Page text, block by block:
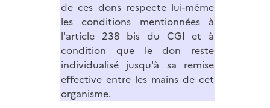
de ces dons respecte lui-même
les conditions mentionnées à
l'article 238 bis du CGI et à
condition que le don reste
individualisé jusqu'à sa remise
effective entre les mains de cet
organisme.